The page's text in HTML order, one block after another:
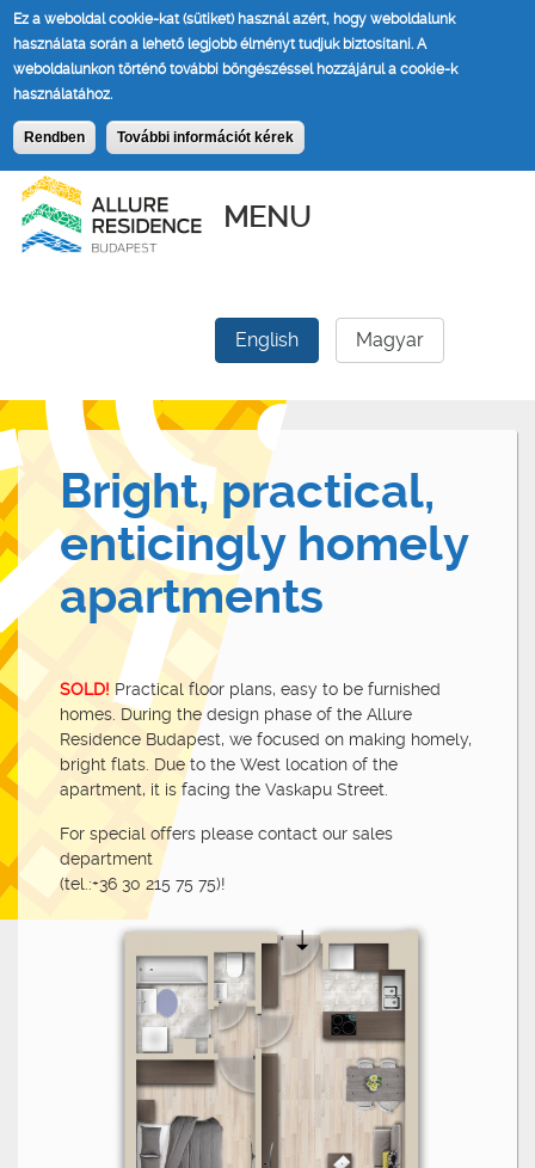
Ez a weboldal cookie-kat (sütiket) használ azért, hogy weboldalunk
használata során a lehető legjobb élményt tudjuk biztosítani. A
weboldalunkon történő további böngészéssel hozzájárul a cookie-k
használatához.
Rendben További információt kérek
MENU
English Magyar
Bright, practical,
enticingly homely
apartments
SOLD! Practical floor plans, easy to be furnished
homes. During the design phase of the Allure
Residence Budapest, we focused on making homely,
bright flats. Due to the West location of the
apartment, it is facing the Vaskapu Street.
For special offers please contact our sales
department
(tel.:+36 30 215 75 75)!